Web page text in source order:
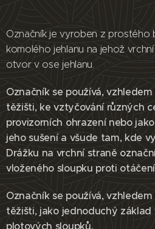
Označník je vyroben z prostého
komolého jehlanu na jehož
otvor v ose jehlanu.
Označník se používá,
těžišti, ke vztyčování různých
provizorních ohrazení nebo
jeho sušení a všude tam, kde
Drážku na vrchní straně
vloženého sloupku proti
Označník se používá,
těžišti, jako jednoduchý
plotových sloupků.